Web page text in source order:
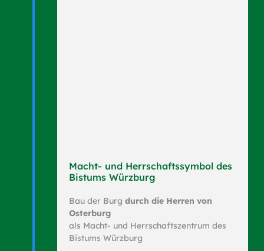
Macht- und Herrschaftssymbol des
Bistums Würzburg
Bau der Burg durch die Herren von
Osterburg
als Macht- und Herrschaftszentrum des
Bistums Würzburg